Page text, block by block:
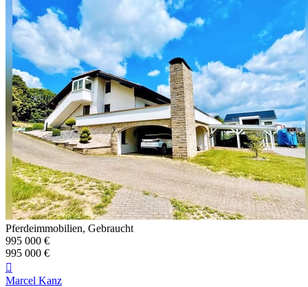
Pferdeimmobilien, Gebraucht
995 000 €
995 000 €

Marcel Kanz